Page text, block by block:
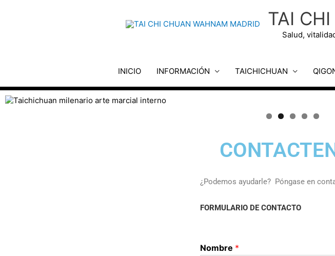
TAI
Salud,
INICIO INFORMACIÓN TAICHICHUAN
¿Podemos ayudarle? Póngase en
FORMULARIO DE CONTACTO
Nombre *